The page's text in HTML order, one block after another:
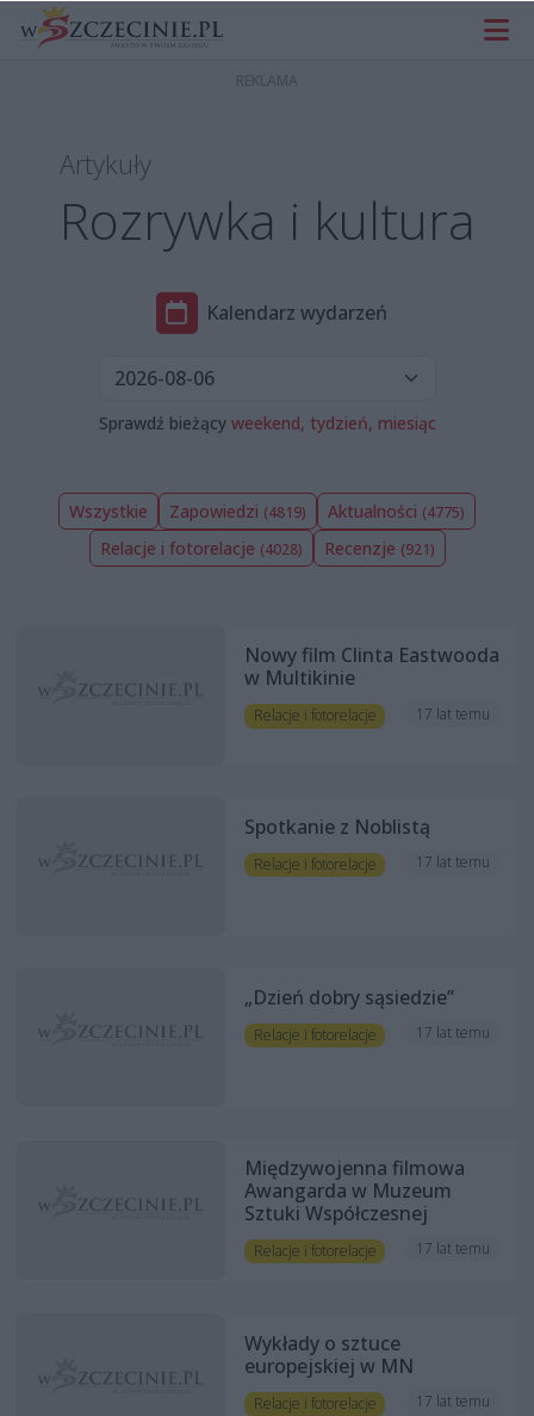
Artykuły
Rozrywka i kultura
Kalendarz wydarzeń
Sprawdź bieżący weekend, tydzień, miesiąc
Wszystkie Zapowiedzi (4819) Aktualności (4775)
Relacje i fotorelacje (4028) Recenzje (921)
Nowy film Clinta Eastwooda
w Multikinie
Relacje i fotorelacje 17 lat temu
Spotkanie z Noblistą
Relacje i fotorelacje 17 lat temu
„Dzień dobry sąsiedzie”
Relacje i fotorelacje 17 lat temu
Międzywojenna filmowa
Awangarda w Muzeum
Sztuki Współczesnej
Relacje i fotorelacje 17 lat temu
Wykłady o sztuce
europejskiej w MN
Relacje i fotorelacje 17 lat temu